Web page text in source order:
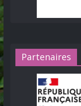
Partenaires